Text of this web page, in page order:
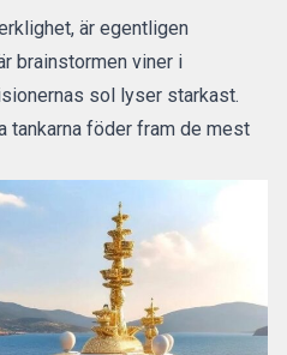
är egentligen
brainstormen viner i
sol lyser starkast.
tankarna föder fram de mest